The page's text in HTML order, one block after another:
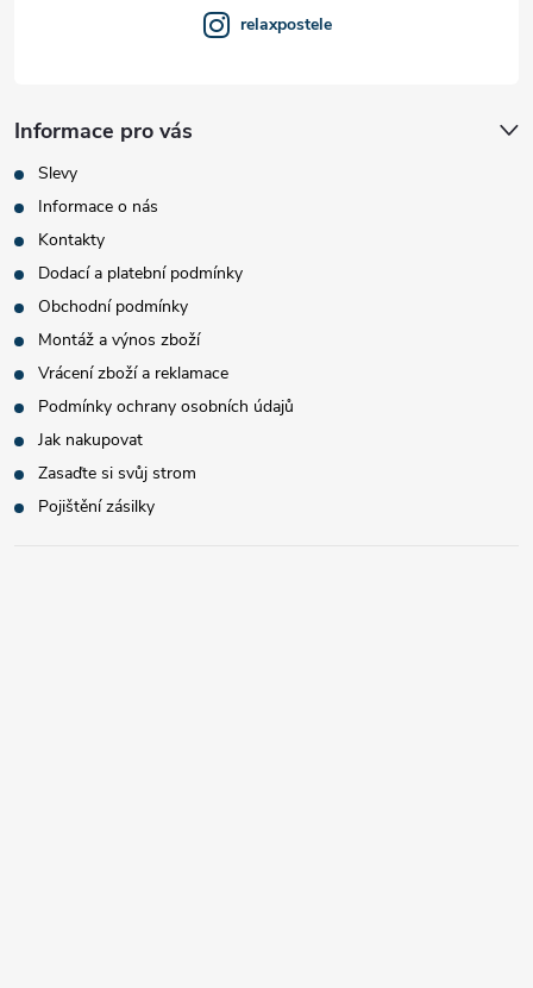
relaxpostele
Informace pro vás
Slevy
Informace o nás
Kontakty
Dodací a platební podmínky
Obchodní podmínky
Montáž a výnos zboží
Vrácení zboží a reklamace
Podmínky ochrany osobních údajů
Jak nakupovat
Zasaďte si svůj strom
Pojištění zásilky